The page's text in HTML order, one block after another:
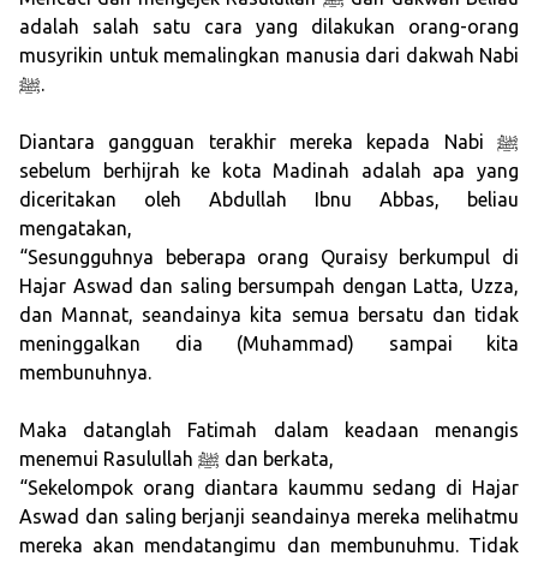
adalah salah satu cara yang dilakukan orang-orang
musyrikin untuk memalingkan manusia dari dakwah Nabi
ﷺ.
Diantara gangguan terakhir mereka kepada Nabi ﷺ
sebelum berhijrah ke kota Madinah adalah apa yang
diceritakan oleh Abdullah Ibnu Abbas, beliau
mengatakan,
“Sesungguhnya beberapa orang Quraisy berkumpul di
Hajar Aswad dan saling bersumpah dengan Latta, Uzza,
dan Mannat, seandainya kita semua bersatu dan tidak
meninggalkan dia (Muhammad) sampai kita
membunuhnya.
Maka datanglah Fatimah dalam keadaan menangis
menemui Rasulullah ﷺ dan berkata,
“Sekelompok orang diantara kaummu sedang di Hajar
Aswad dan saling berjanji seandainya mereka melihatmu
mereka akan mendatangimu dan membunuhmu. Tidak